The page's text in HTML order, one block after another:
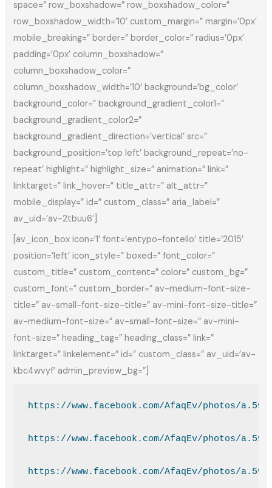
space=” row_boxshadow=” row_boxshadow_color=”
row_boxshadow_width=’10’ custom_margin=” margin=’0px’
mobile_breaking=” border=” border_color=” radius=’0px’
padding=’0px’ column_boxshadow=”
column_boxshadow_color=”
column_boxshadow_width=’10’ background=’bg_color’
background_color=” background_gradient_color1=”
background_gradient_color2=”
background_gradient_direction=’vertical’ src=”
background_position=’top left’ background_repeat=’no-
repeat’ highlight=” highlight_size=” animation=” link=”
linktarget=” link_hover=” title_attr=” alt_attr=”
mobile_display=” id=” custom_class=” aria_label=”
av_uid=’av-2tbuu6′]
[av_icon_box icon=’1′ font=’entypo-fontello’ title=’2015′
position=’left’ icon_style=” boxed=” font_color=”
custom_title=” custom_content=” color=” custom_bg=”
custom_font=” custom_border=” av-medium-font-size-
title=” av-small-font-size-title=” av-mini-font-size-title=”
av-medium-font-size=” av-small-font-size=” av-mini-
font-size=” heading_tag=” heading_class=” link=”
linktarget=” linkelement=” id=” custom_class=” av_uid=’av-
kbc4wvyf’ admin_preview_bg=”]
https://www.facebook.com/AfaqEv/photos/
https://www.facebook.com/AfaqEv/photos/
https://www.facebook.com/AfaqEv/photos/